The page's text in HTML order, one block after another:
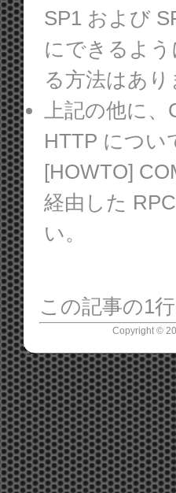
SP1 および
にできるよ
る方法はあり
上記の他に、
HTTP につい
[HOWTO]
経由した
い。
この記事の1
Copyright ©